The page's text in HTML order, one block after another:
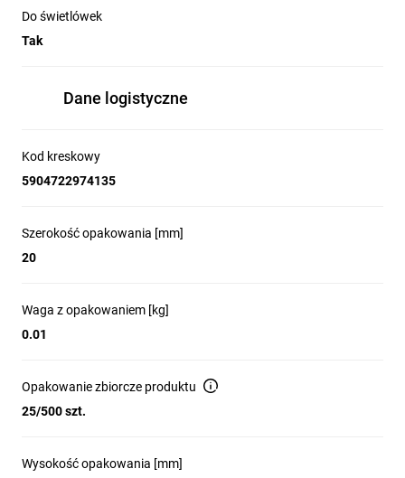
Do świetlówek
Tak
Dane logistyczne
Kod kreskowy
5904722974135
Szerokość opakowania [mm]
20
Waga z opakowaniem [kg]
0.01
Opakowanie zbiorcze produktu
25/500 szt.
Wysokość opakowania [mm]